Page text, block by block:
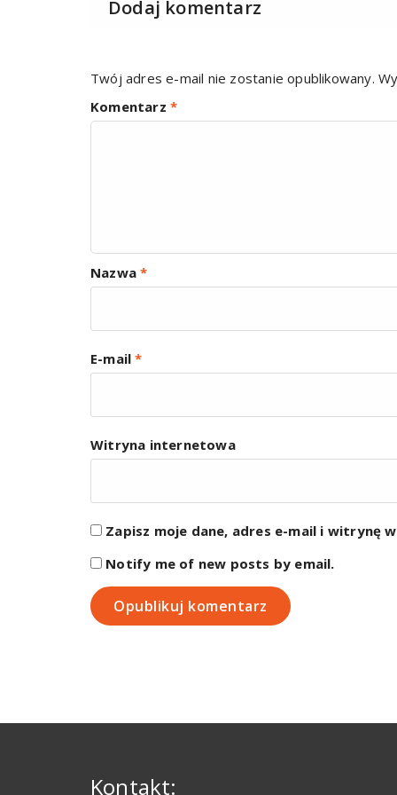
Dodaj komentarz
Twój adres e-mail nie zostanie opublikowany.
Komentarz *
Nazwa*
E-mail*
Witryna internetowa
Zapisz moje dane, adres e-mail i witrynę
Notify me of new posts by email.
Kontakt: